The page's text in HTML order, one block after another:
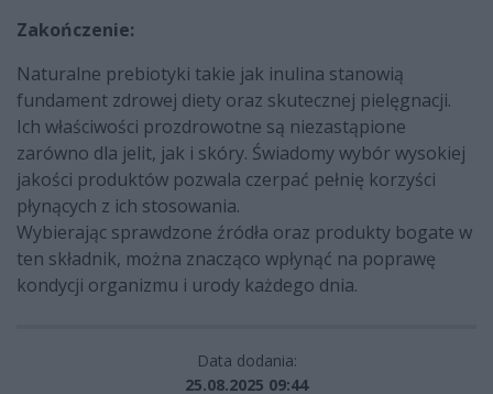
Zakończenie:
Naturalne prebiotyki takie jak inulina stanowią
fundament zdrowej diety oraz skutecznej pielęgnacji.
Ich właściwości prozdrowotne są niezastąpione
zarówno dla jelit, jak i skóry. Świadomy wybór wysokiej
jakości produktów pozwala czerpać pełnię korzyści
płynących z ich stosowania.
Wybierając sprawdzone źródła oraz produkty bogate w
ten składnik, można znacząco wpłynąć na poprawę
kondycji organizmu i urody każdego dnia.
Data dodania:
25.08.2025 09:44